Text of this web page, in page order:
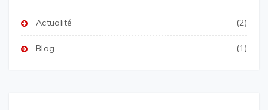
Actualité (2)
Blog (1)